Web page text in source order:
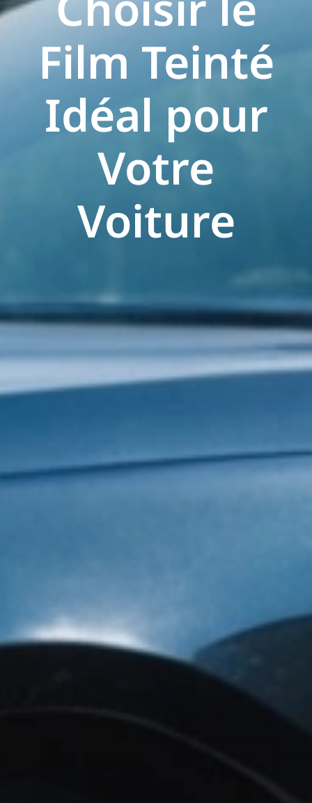
Film Teinté
Idéal pour
Votre
Voiture